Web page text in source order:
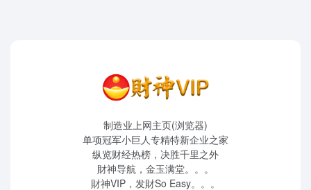
制造业上网主页(浏览器)
单项冠军小巨人专精特新企业之家
纵览财经热榜，决胜千里之外
財神导航，金玉满堂。。。
財神VIP，发財So Easy。。。